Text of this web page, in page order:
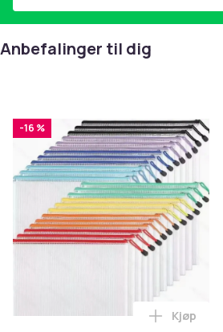
Anbefalinger til dig
-16 %
Legg
Kjøp